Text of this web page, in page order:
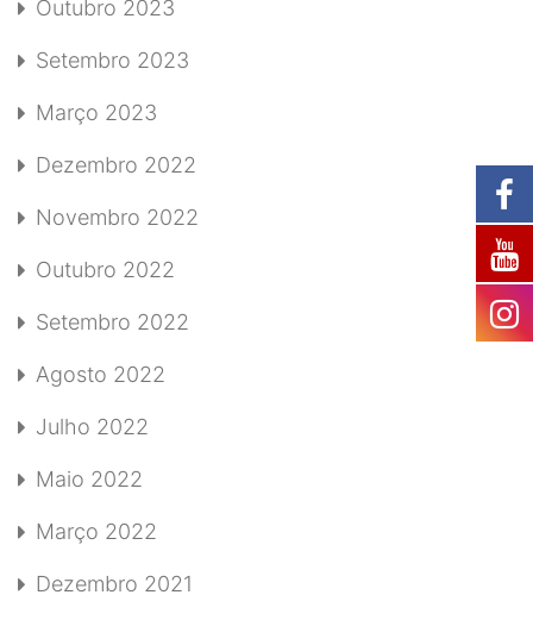
Outubro 2023
Setembro 2023
Março 2023
Dezembro 2022
Novembro 2022
Outubro 2022
Setembro 2022
Agosto 2022
Julho 2022
Maio 2022
Março 2022
Dezembro 2021